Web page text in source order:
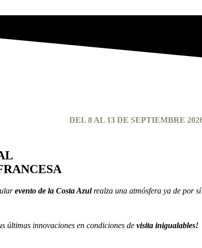
DEL 8 AL 13 DE SEPTIEMBRE
evento de la Costa Azulrealza una atmósfera ya de por
últimas innovaciones en condiciones de visita inigualables!